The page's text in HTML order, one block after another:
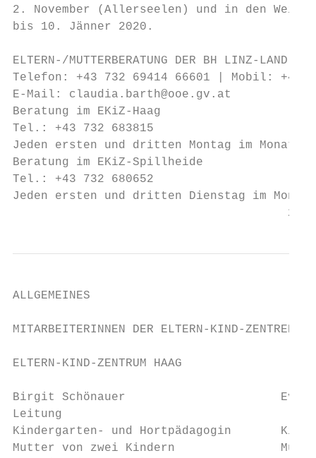
2. November (Allerseelen) und in den
bis 10. Jänner 2020.
ELTERN-/MUTTERBERATUNG DER BH LINZ-LAND
Telefon: +43 732 69414 66601 | Mobil: +43
E-Mail: claudia.barth@ooe.gv.at
Beratung im EKiZ-Haag
Tel.: +43 732 683815
Jeden ersten und dritten Montag im Monat
Beratung im EKiZ-Spillheide
Tel.: +43 732 680652
Jeden ersten und dritten Dienstag im Monat
                                       2
ALLGEMEINES
MITARBEITERINNEN DER ELTERN-KIND-ZENTREN
ELTERN-KIND-ZENTRUM HAAG
Birgit Schönauer                      Evelyne
Leitung
Kindergarten- und Hortpädagogin
Mutter von zwei Kindern               Mutter